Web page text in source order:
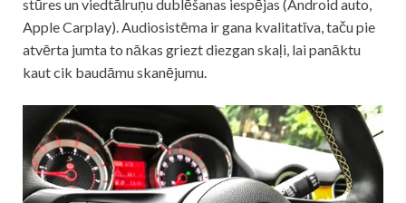
stūres un viedtālruņu dublēšanas iespējas (Android auto,
Apple Carplay). Audiosistēma ir gana kvalitatīva, taču pie
atvērta jumta to nākas griezt diezgan skaļi, lai panāktu
kaut cik baudāmu skanējumu.